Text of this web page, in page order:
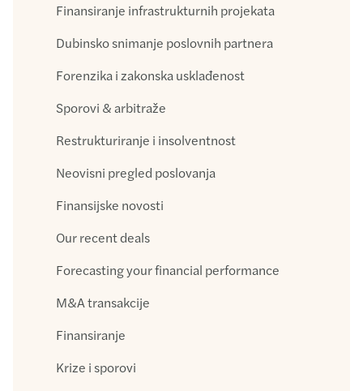
Finansiranje infrastrukturnih projekata
Dubinsko snimanje poslovnih partnera
Forenzika i zakonska usklađenost
Sporovi & arbitraže
Restrukturiranje i insolventnost
Neovisni pregled poslovanja
Finansijske novosti
Our recent deals
Forecasting your financial performance
M&A transakcije
Finansiranje
Krize i sporovi